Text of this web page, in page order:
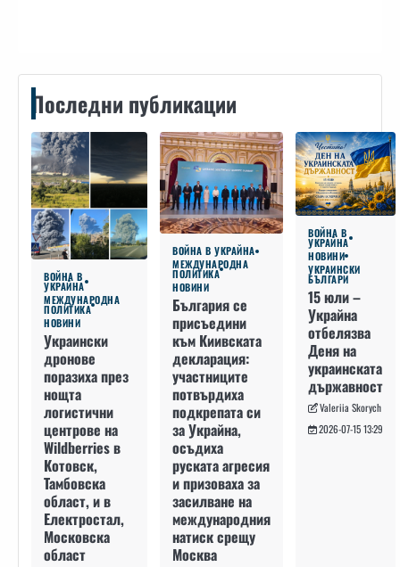
Последни публикации
ВОЙНА В
УКРАЙНА
МЕЖДУНАРОДНА
ПОЛИТИКА
НОВИНИ
Украински
дронове
поразиха през
нощта
логистични
центрове на
Wildberries в
Котовск,
Тамбовска
област, и в
Електростал,
Московска
област
ВОЙНА В УКРАЙНА
МЕЖДУНАРОДНА
ПОЛИТИКА
НОВИНИ
България се
присъедини
към Киивската
декларация:
участниците
потвърдиха
подкрепата си
за Украйна,
осъдиха
руската агресия
и призоваха за
засилване на
международния
натиск срещу
Москва
ВОЙНА В
УКРАЙНА
НОВИНИ
УКРАИНСКИ
БЪЛГАРИ
15 юли –
Украйна
отбелязва
Деня на
украинската
държавност
Valeriia Skorych
2026-07-15 13:29